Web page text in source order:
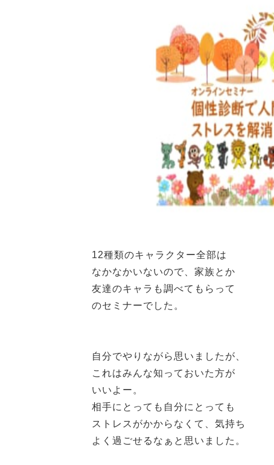
12種類のキャラクター全部は
なかなかいないので、家族とか
友達のキャラも調べてもらって
のセミナーでした。
自分でやりながら思いましたが、
これはみんな知っておいた方が
いいよー。
相手にとっても自分にとっても
ストレスがかからなくて、気持ち
よく過ごせるなぁと思いました。